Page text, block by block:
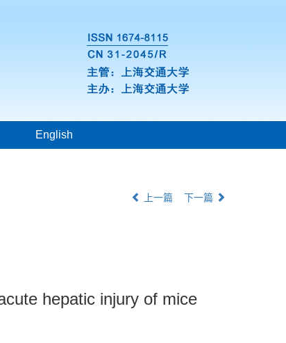
English
上一篇 下一篇
hepatic injury of mice